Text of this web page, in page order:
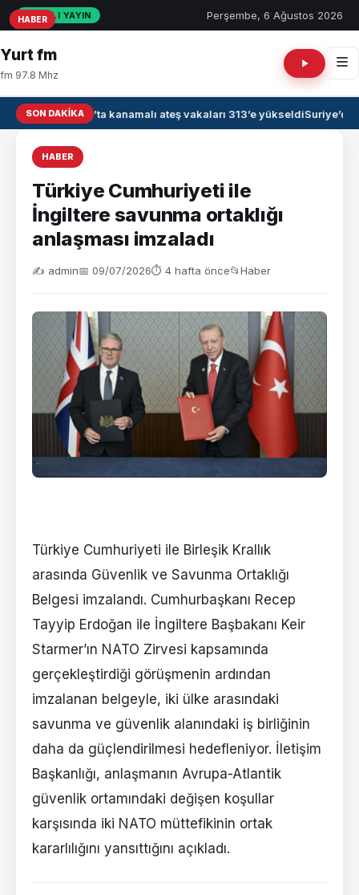
CANLI YAYIN Perşembe, 6 Ağustos 2026
Yurt fm
fm 97.8 Mhz
SON DAKIKAIrak’ta kanamalı ateş vakaları 313’e yükseldiSuriye’de
HABER
Türkiye Cumhuriyeti ile
İngiltere savunma ortaklığı
anlaşması imzaladı
✍️ admin📅 09/07/2026⏱ 4 hafta önce📂Haber
Türkiye Cumhuriyeti ile Birleşik Krallık
arasında Güvenlik ve Savunma Ortaklığı
Belgesi imzalandı. Cumhurbaşkanı Recep
Tayyip Erdoğan ile İngiltere Başbakanı Keir
Starmer’ın NATO Zirvesi kapsamında
gerçekleştirdiği görüşmenin ardından
imzalanan belgeyle, iki ülke arasındaki
savunma ve güvenlik alanındaki iş birliğinin
daha da güçlendirilmesi hedefleniyor. İletişim
Başkanlığı, anlaşmanın Avrupa-Atlantik
güvenlik ortamındaki değişen koşullar
karşısında iki NATO müttefikinin ortak
kararlılığını yansıttığını açıkladı.
HABER
HABER
HABER